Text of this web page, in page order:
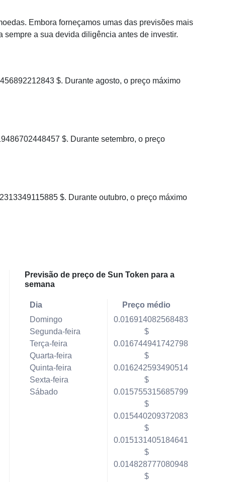
Embora forneçamos umas das previsões mais
a sua devida diligência antes de investir.
$. Durante agosto, o preço máximo
$. Durante setembro, o preço
$. Durante outubro, o preço máximo
Previsão de preço de Sun Token para a
semana
Dia
Domingo
Segunda-feira
Terça-feira
Quarta-feira
Quinta-feira
Sexta-feira
Sábado
Preço médio
0.016914082568483
$
0.016744941742798
$
0.016242593490514
$
0.015755315685799
$
0.015440209372083
$
0.015131405184641
$
0.014828777080948
$